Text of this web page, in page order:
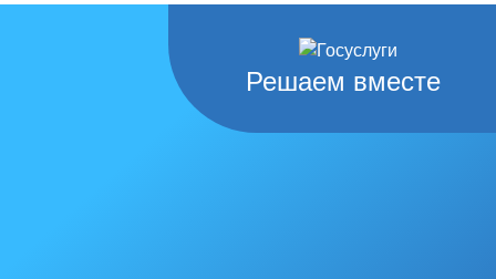
Решаем вместе
Для тебя